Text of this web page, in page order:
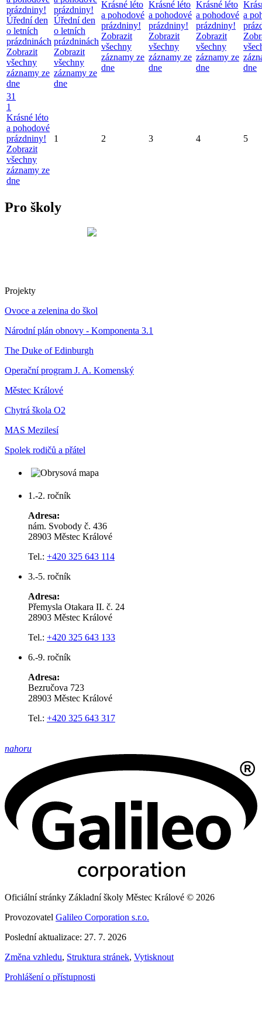
prázdniny!
Úřední den
o letních
prázdninách
Zobrazit
všechny
záznamy ze
dne
prázdniny!
Úřední den
o letních
prázdninách
Zobrazit
všechny
záznamy ze
dne
Krásné léto
a pohodové
prázdniny!
Zobrazit
všechny
záznamy ze
dne
Krásné léto
a pohodové
prázdniny!
Zobrazit
všechny
záznamy ze
dne
Krásné léto
a pohodové
prázdniny!
Zobrazit
všechny
záznamy ze
dne
a
dne
31
1
Krásné léto
a pohodové
prázdniny!
Zobrazit
všechny
záznamy ze
dne
1 2 3 4 5
Pro školy
Projekty
Ovoce a zelenina do škol
Národní plán obnovy - Komponenta 3.1
The Duke of Edinburgh
Operační program J. A. Komenský
Městec Králové
Chytrá škola O2
MAS Mezilesí
Spolek rodičů a přátel
1.-2. ročník
Adresa:
nám. Svobody č. 436
28903 Městec Králové
Tel.: +420 325 643 114
3.-5. ročník
Adresa:
Přemysla Otakara II. č. 24
28903 Městec Králové
Tel.: +420 325 643 133
6.-9. ročník
Adresa:
Bezručova 723
28903 Městec Králové
Tel.: +420 325 643 317
nahoru
Oficiální stránky Základní školy Městec Králové © 2026
Provozovatel Galileo Corporation s.r.o.
Poslední aktualizace: 27. 7. 2026
Změna vzhledu, Struktura stránek, Vytisknout
Prohlášení o přístupnosti